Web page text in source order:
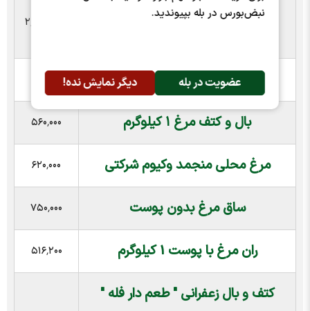
نبض‌بورس در بله بپیوندید.
عضویت در بله دیگر نمایش نده!
۲٬۲۳۶٬۵۲۰
کتف و بال منجمد
بال و کتف مرغ ۱ کیلوگرم ۵۶۰٬۰۰۰
مرغ محلی منجمد وکیوم شرکتی ۶۲۰٬۰۰۰
ساق مرغ بدون پوست ۷۵۰٬۰۰۰
ران مرغ با پوست 1 کیلوگرم ۵۱۶٬۲۰۰
کتف و بال زعفرانی " طعم دار فله "